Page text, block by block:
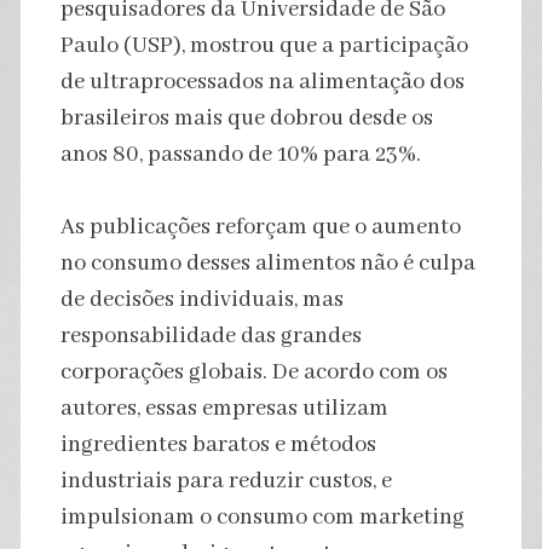
pesquisadores da Universidade de São
Paulo (USP), mostrou que a participação
de ultraprocessados na alimentação dos
brasileiros mais que dobrou desde os
anos 80, passando de 10% para 23%.
As publicações reforçam que o aumento
no consumo desses alimentos não é culpa
de decisões individuais, mas
responsabilidade das grandes
corporações globais. De acordo com os
autores, essas empresas utilizam
ingredientes baratos e métodos
industriais para reduzir custos, e
impulsionam o consumo com marketing